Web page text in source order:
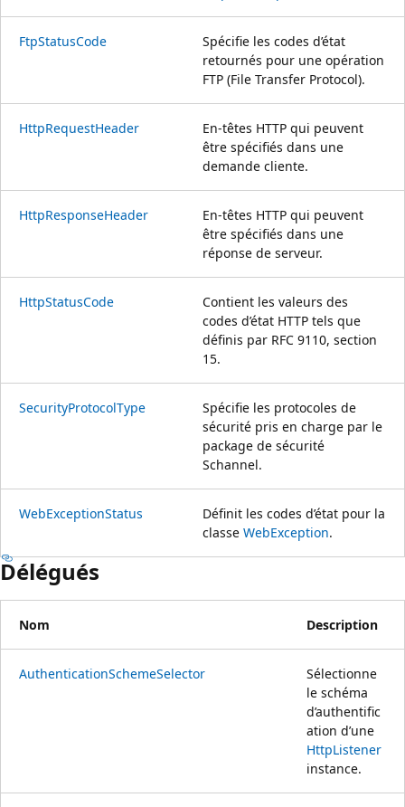
FtpStatusCode
Spécifie les codes d’état
retournés pour une opération
FTP (File Transfer Protocol).
HttpRequestHeader
En-têtes HTTP qui peuvent
être spécifiés dans une
demande cliente.
HttpResponseHeader
En-têtes HTTP qui peuvent
être spécifiés dans une
réponse de serveur.
HttpStatusCode
Contient les valeurs des
codes d’état HTTP tels que
définis par RFC 9110, section
15.
SecurityProtocolType
Spécifie les protocoles de
sécurité pris en charge par le
package de sécurité
Schannel.
WebExceptionStatus
Définit les codes d’état pour la
classe WebException.
Délégués
Nom Description
AuthenticationSchemeSelector
Sélectionne
le schéma
d’authentific
ation d’une
HttpListener
instance.